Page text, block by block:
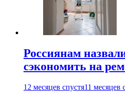
Россиянам
сэкономить на
12 месяцев спустя11 месяцев